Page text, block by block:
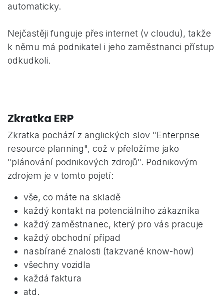
automaticky.
Nejčastěji funguje přes internet (v cloudu), takže
k němu má podnikatel i jeho zaměstnanci přístup
odkudkoli.
Zkratka ERP
Zkratka pochází z anglických slov "Enterprise
resource planning", což v přeložíme jako
"plánování podnikových zdrojů". Podnikovým
zdrojem je v tomto pojetí:
vše, co máte na skladě
každý kontakt na potenciálního zákazníka
každý zaměstnanec, který pro vás pracuje
každý obchodní případ
nasbírané znalosti (takzvané know-how)
všechny vozidla
každá faktura
atd.